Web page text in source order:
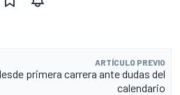
ARTÍCULO PREVIO
primera carrera ante dudas del
calendario